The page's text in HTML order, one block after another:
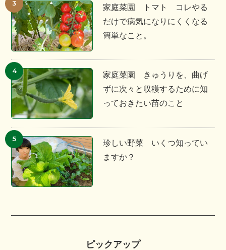
家庭菜園 トマト コレやる
だけで病気になりにくくなる
簡単なこと。
家庭菜園 きゅうりを、曲げ
ずに次々と収穫するために知
っておきたい苗のこと
珍しい野菜 いくつ知ってい
ますか？
ピックアップ